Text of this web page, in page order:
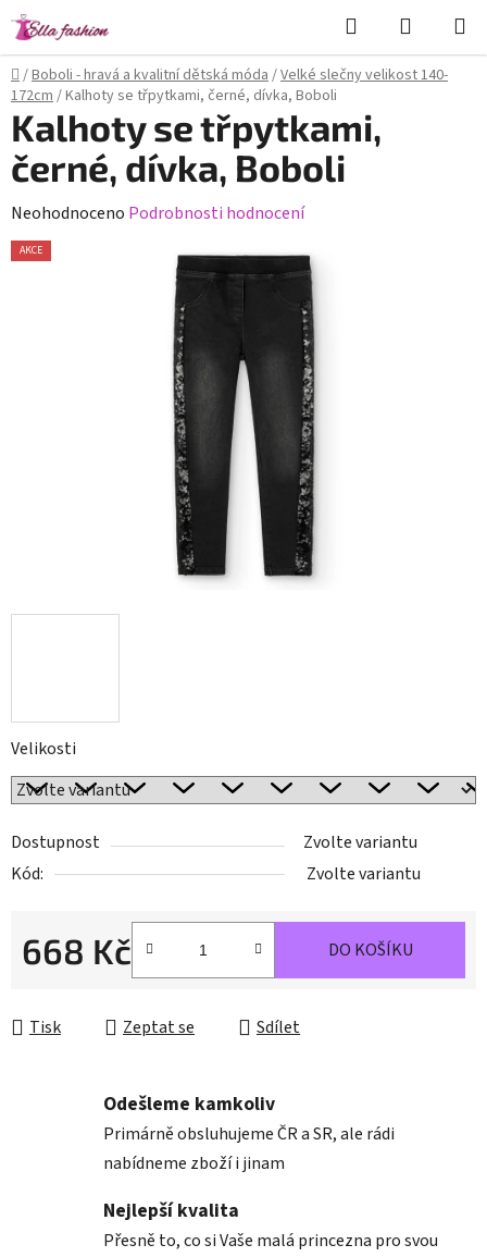
Přejít
na
obsah
Hledat
KOŠÍK
Domů
/Boboli - hravá a kvalitní dětská móda/Velké slečny velikost 140-
172cm/Kalhoty se třpytkami, černé, dívka, Boboli
Velikosti
Dostupnost
Zvolte variantu
Kód:
Zvolte variantu
668 Kč DO KOŠÍKU
Tisk Zeptat se Sdílet
Kalhoty se třpytkami,
černé, dívka, Boboli
Průměrné
hodnocení
Neohodnoceno Podrobnosti hodnocení
AKCE
Odešleme kamkoliv
Primárně obsluhujeme ČR a SR, ale rádi
nabídneme zboží i jinam
Nejlepší kvalita
Přesně to, co si Vaše malá princezna pro svou